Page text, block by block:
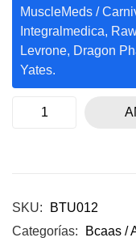
MuscleMeds /
Integralmedica,
Levrone, Dragon
Yates.
SKU:
BTU012
Categorías:
Bcaas /